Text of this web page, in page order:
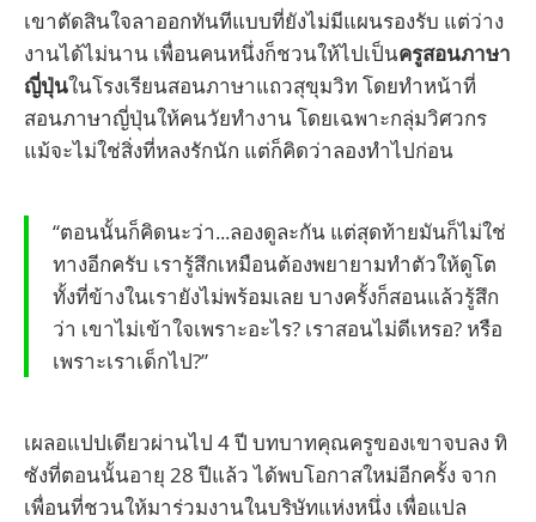
เขาตัดสินใจลาออกทันทีแบบที่ยังไม่มีแผนรองรับ แต่ว่าง
งานได้ไม่นาน เพื่อนคนหนึ่งก็ชวนให้ไปเป็นครูสอนภาษา
ญี่ปุ่นในโรงเรียนสอนภาษาแถวสุขุมวิท โดยทำหน้าที่
สอนภาษาญี่ปุ่นให้คนวัยทำงาน โดยเฉพาะกลุ่มวิศวกร
แม้จะไม่ใช่สิ่งที่หลงรักนัก แต่ก็คิดว่าลองทำไปก่อน
“ตอนนั้นก็คิดนะว่า...ลองดูละกัน แต่สุดท้ายมันก็ไม่ใช่
ทางอีกครับ เรารู้สึกเหมือนต้องพยายามทำตัวให้ดูโต
ทั้งที่ข้างในเรายังไม่พร้อมเลย บางครั้งก็สอนแล้วรู้สึก
ว่า เขาไม่เข้าใจเพราะอะไร? เราสอนไม่ดีเหรอ? หรือ
เพราะเราเด็กไป?”
เผลอแปปเดียวผ่านไป 4 ปี บทบาทคุณครูของเขาจบลง ทิ
ซังที่ตอนนั้นอายุ 28 ปีแล้ว ได้พบโอกาสใหม่อีกครั้ง จาก
เพื่อนที่ชวนให้มาร่วมงานในบริษัทแห่งหนึ่ง เพื่อแปล